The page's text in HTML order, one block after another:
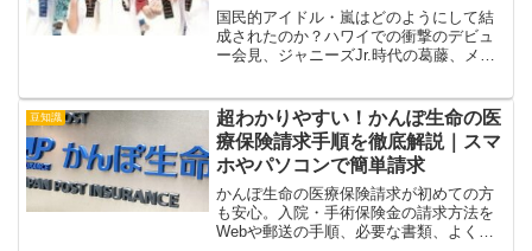
国民的アイドル・嵐はどのようにして結
成されたのか？ハワイでの衝撃のデビュ
ー会見、ジャニーズJr.時代の葛藤、メン
に徹底解説します。
豆知識
超わかりやすい！かんぽ生命の医
療保険請求手順を徹底解説｜スマ
ホやパソコンで簡単請求
かんぽ生命の医療保険請求が初めての方
も安心。入院・手術保険金の請求方法を
Webや郵送の手順、必要な書類、よくあ